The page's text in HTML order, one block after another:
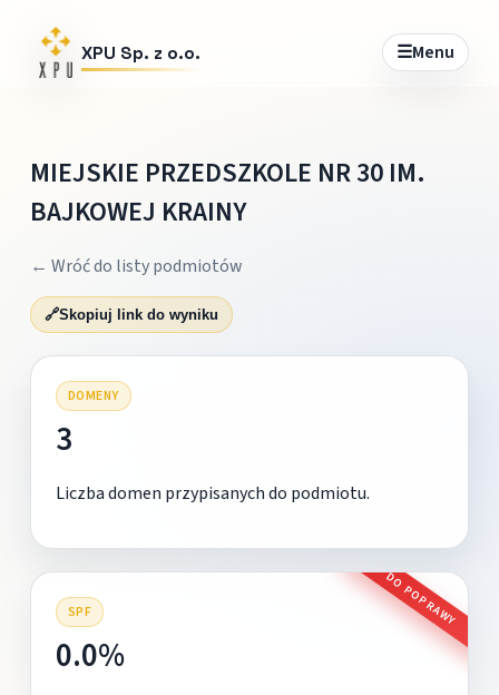
XPU Sp. z o.o. ☰Menu
MIEJSKIE PRZEDSZKOLE NR 30 IM.
BAJKOWEJ KRAINY
← Wróć do listy podmiotów
🔗Skopiuj link do wyniku
DOMENY
3
Liczba domen przypisanych do podmiotu.
SPF DO POPRAWY
0.0%